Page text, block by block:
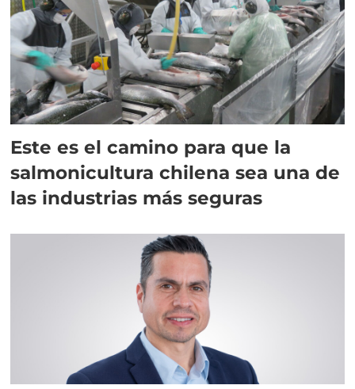
Este es el camino para que la
salmonicultura chilena sea una de
las industrias más seguras